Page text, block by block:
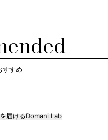
すすめ
届けるDomani Lab